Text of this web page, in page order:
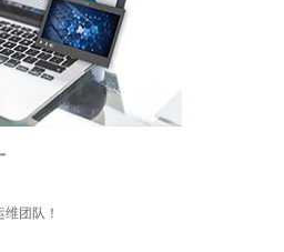
团队！